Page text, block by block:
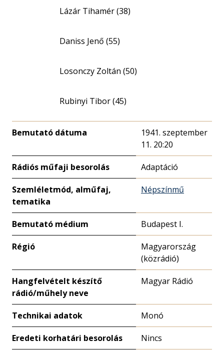
Lázár Tihamér (38)
Daniss Jenő (55)
Losonczy Zoltán (50)
Rubinyi Tibor (45)
Bemutató dátuma
1941. szeptember
11. 20:20
Rádiós műfaji besorolás Adaptáció
Szemléletmód, alműfaj,
tematika
Népszínmű
Bemutató médium Budapest I.
Régió
Magyarország
(közrádió)
Hangfelvételt készítő
rádió/műhely neve
Magyar Rádió
Technikai adatok Monó
Eredeti korhatári besorolás Nincs